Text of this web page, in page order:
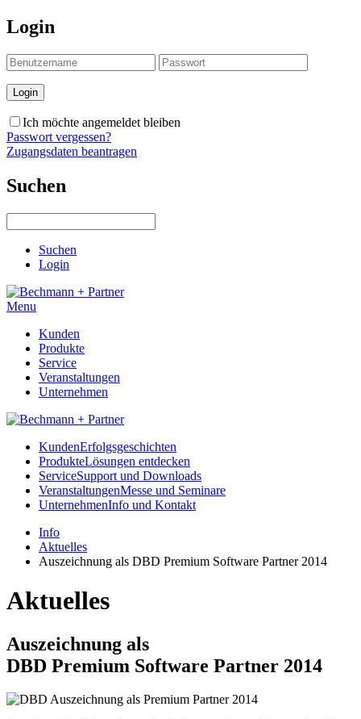
Login
Ich möchte angemeldet bleiben
Passwort vergessen?
Zugangsdaten beantragen
Suchen
Suchen
Login
Menu
Kunden
Produkte
Service
Veranstaltungen
Unternehmen
KundenErfolgsgeschichten
ProdukteLösungen entdecken
ServiceSupport und Downloads
VeranstaltungenMesse und Seminare
UnternehmenInfo und Kontakt
Info
Aktuelles
Auszeichnung als DBD Premium Software Partner 2014
Aktuelles
Auszeichnung als
DBD Premium Software Partner 2014